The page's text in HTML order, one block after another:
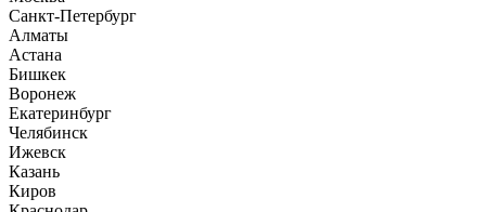
Санкт-Петербург
Алматы
Астана
Бишкек
Воронеж
Екатеринбург
Челябинск
Ижевск
Казань
Киров